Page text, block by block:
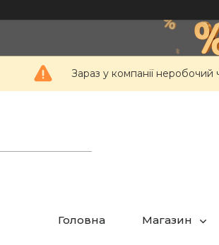
Зараз у компанії
Головна Магазин